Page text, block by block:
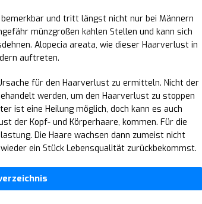
und tritt längst nicht nur bei Männern
münzgroßen kahlen Stellen und kann sich
Alopecia areata, wie dieser Haarverlust in
auftreten.
für den Haarverlust zu ermitteln. Nicht der
werden, um den Haarverlust zu stoppen
ist eine Heilung möglich, doch kann es auch
der Kopf- und Körperhaare, kommen. Für die
Die Haare wachsen dann zumeist nicht
ein Stück Lebensqualität zurückbekommst.